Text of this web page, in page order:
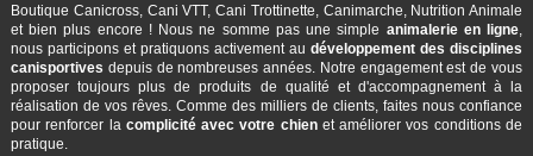
Boutique Canicross, Cani VTT, Cani Trottinette, Canimarche, Nutrition Animale
et bien plus encore ! Nous ne somme pas une simple animalerie en ligne
nous participons et pratiquons activement au développement des disciplines
canisportives depuis de nombreuses années. Notre engagement est de vous
proposer toujours plus de produits de qualité et d'accompagnement à la
réalisation de vos rêves. Comme des milliers de clients, faites nous confiance
pour renforcer la complicité avec votre chienet améliorer vos conditions de
pratique.